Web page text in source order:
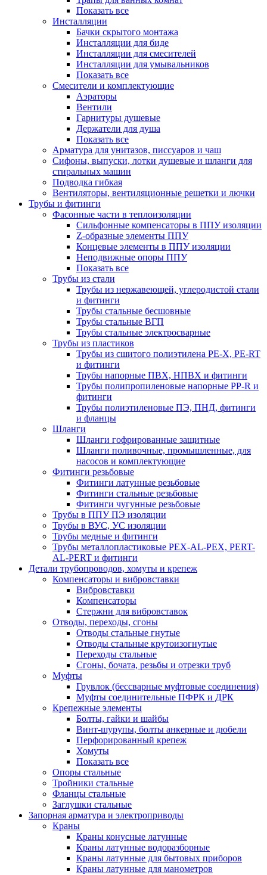
Показать все
Инсталляции
Бачки скрытого монтажа
Инсталляции для биде
Инсталляции для смесителей
Инсталляции для умывальников
Показать все
Смесители и комплектующие
Аэраторы
Вентили
Гарнитуры душевые
Держатели для душа
Показать все
Арматура для унитазов, писсуаров и чаш
Сифоны, выпуски, лотки душевые и шланги для
стиральных машин
Подводка гибкая
Вентиляторы, вентиляционные решетки и лючки
Трубы и фитинги
Фасонные части в теплоизоляции
Cильфонные компенсаторы в ППУ изоляции
Z-образные элементы ППУ
Концевые элементы в ППУ изоляции
Неподвижные опоры ППУ
Показать все
Трубы из стали
Трубы из нержавеющей, углеродистой стали
и фитинги
Трубы стальные бесшовные
Трубы стальные ВГП
Трубы стальные электросварные
Трубы из пластиков
Трубы из сшитого полиэтилена PE-X, PE-RT
и фитинги
Трубы напорные ПВХ, НПВХ и фитинги
Трубы полипропиленовые напорные PP-R и
фитинги
Трубы полиэтиленовые ПЭ, ПНД, фитинги
и фланцы
Шланги
Шланги гофрированные защитные
Шланги поливочные, промышленные, для
насосов и комплектующие
Фитинги резьбовые
Фитинги латунные резьбовые
Фитинги стальные резьбовые
Фитинги чугунные резьбовые
Трубы в ППУ ПЭ изоляции
Трубы в ВУС, УС изоляции
Трубы медные и фитинги
Трубы металлопластиковые PEX-AL-PEX, PERT-
AL-PERT и фитинги
Детали трубопроводов, хомуты и крепеж
Компенсаторы и вибровставки
Вибровставки
Компенсаторы
Стержни для вибровставок
Отводы, переходы, сгоны
Отводы стальные гнутые
Отводы стальные крутоизогнутые
Переходы стальные
Сгоны, бочата, резьбы и отрезки труб
Муфты
Грувлок (бессварные муфтовые соединения)
Муфты соединительные ПФРК и ДРК
Крепежные элементы
Болты, гайки и шайбы
Винт-шурупы, болты анкерные и дюбели
Перфорированный крепеж
Хомуты
Показать все
Опоры стальные
Тройники стальные
Фланцы стальные
Заглушки стальные
Запорная арматура и электроприводы
Краны
Краны конусные латунные
Краны латунные водоразборные
Краны латунные для бытовых приборов
Краны латунные для манометров